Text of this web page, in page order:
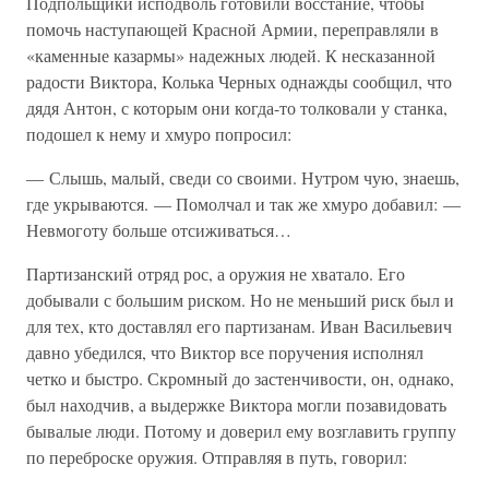
помочь наступающей Красной Армии, переправляли в
«каменные казармы» надежных людей. К несказанной
радости Виктора, Колька Черных однажды сообщил, что
дядя Антон, с которым они когда-то толковали у станка,
подошел к нему и хмуро попросил:
— Слышь, малый, сведи со своими. Нутром чую, знаешь,
где укрываются. — Помолчал и так же хмуро добавил: —
Невмоготу больше отсиживаться…
Партизанский отряд рос, а оружия не хватало. Его
добывали с большим риском. Но не меньший риск был и
для тех, кто доставлял его партизанам. Иван Васильевич
давно убедился, что Виктор все поручения исполнял
четко и быстро. Скромный до застенчивости, он, однако,
был находчив, а выдержке Виктора могли позавидовать
бывалые люди. Потому и доверил ему возглавить группу
по переброске оружия. Отправляя в путь, говорил: